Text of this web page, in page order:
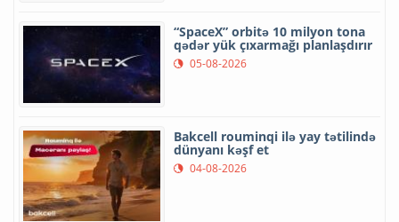
“SpaceX” orbitə 10 milyon tona
qədər yük çıxarmağı planlaşdırır
05-08-2026
Bakcell rouminqi ilə yay tətilində
dünyanı kəşf et
04-08-2026